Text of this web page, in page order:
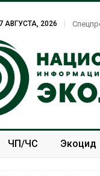
АВГУСТА, 2026
ЧП/ЧС Экоцид